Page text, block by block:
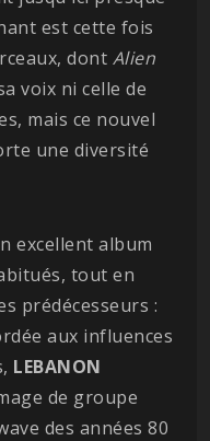
est cette fois
dont Alien
voix ni celle de
mais ce nouvel
une diversité
excellent album
tout en
prédécesseurs :
aux influences
LEBANON
de groupe
des années 80